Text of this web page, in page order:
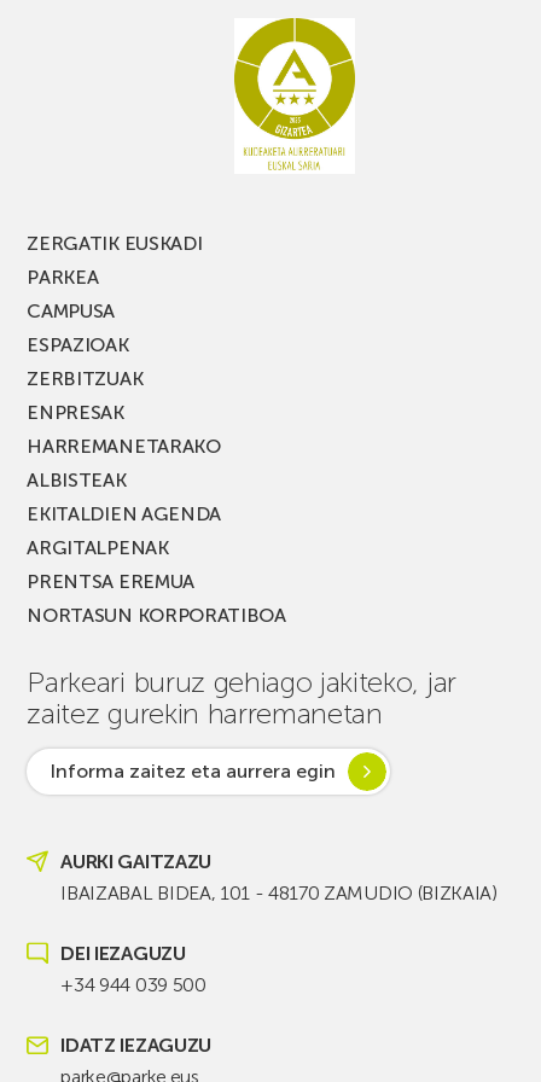
ZERGATIK EUSKADI
PARKEA
CAMPUSA
ESPAZIOAK
ZERBITZUAK
ENPRESAK
HARREMANETARAKO
ALBISTEAK
EKITALDIEN AGENDA
ARGITALPENAK
PRENTSA EREMUA
NORTASUN KORPORATIBOA
Parkeari buruz gehiago jakiteko, jar
zaitez gurekin harremanetan
Informa zaitez eta aurrera egin
AURKI GAITZAZU
IBAIZABAL BIDEA, 101 - 48170 ZAMUDIO (BIZKAIA)
DEI IEZAGUZU
+34 944 039 500
IDATZ IEZAGUZU
parke@parke.eus